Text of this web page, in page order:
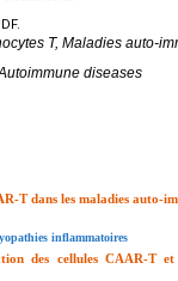
T, Maladies auto-
diseases
T dans les maladies auto-
inflammatoires
des cellules CAAR-T